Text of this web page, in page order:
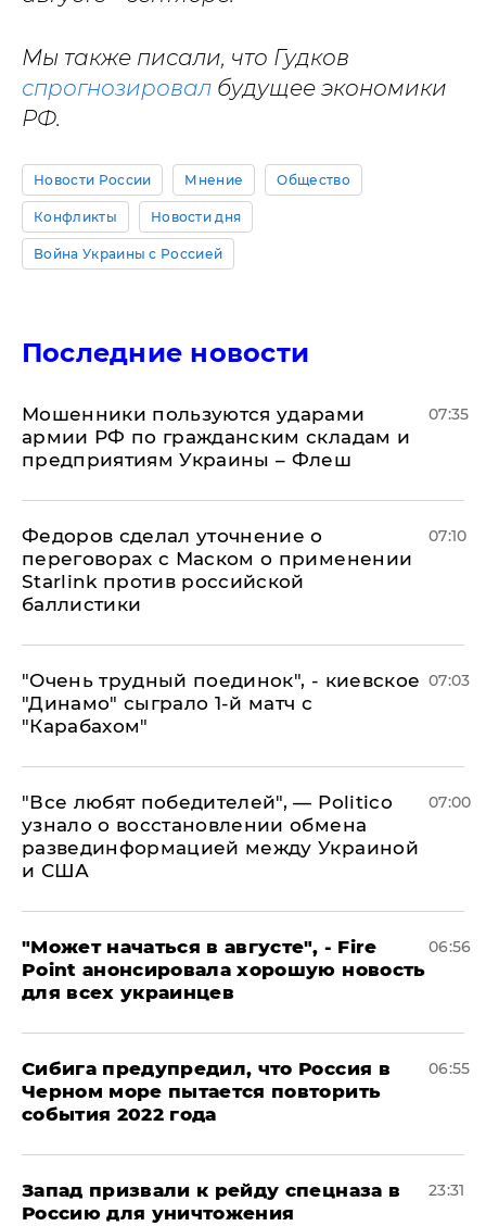
Мы также писали, что Гудков
спрогнозировал будущее экономики
РФ.
Новости России Мнение Общество
Конфликты Новости дня
Война Украины с Россией
Последние новости
Мошенники пользуются ударами
армии РФ по гражданским складам и
предприятиям Украины – Флеш
07:35
Федоров сделал уточнение о
переговорах с Маском о применении
Starlink против российской
баллистики
07:10
"Очень трудный поединок", - киевское
"Динамо" сыграло 1-й матч с
"Карабахом"
07:03
​"Все любят победителей", — Politico
узнало о восстановлении обмена
развединформацией между Украиной
и США
07:00
"Может начаться в августе", - Fire
Point анонсировала хорошую новость
для всех украинцев
06:56
Сибига предупредил, что Россия в
Черном море пытается повторить
события 2022 года
06:55
Запад призвали к рейду спецназа в
Россию для уничтожения
23:31